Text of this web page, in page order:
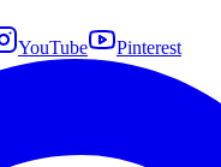
YouTube Pinterest